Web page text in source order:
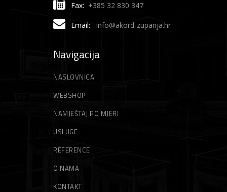
Fax: +385 32 830 347
Email: info@akord-zupanja.hr
Navigacija
NASLOVNICA
WEBSHOP
NAMJEŠTAJ PO MJERI
USLUGE
REFERENCE
O NAMA
KONTAKT